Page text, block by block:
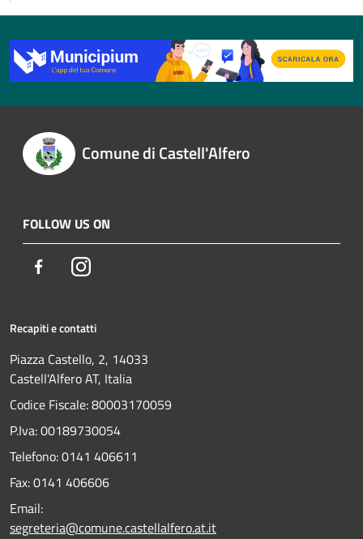
Comune di Castell'Alfero
FOLLOW US ON
FacebookInstagram
Recapiti e contatti
Piazza Castello, 2, 14033
Castell'Alfero AT, Italia
Codice Fiscale: 80003170059
P.Iva: 00189730054
Telefono:0141 406611
Fax:0141 406606
Email:
segreteria@comune.castellalfero.at.it